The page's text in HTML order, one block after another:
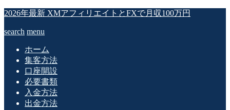
2026年最新 XMアフィリエイトとFXで月収100万円
search menu
ホーム
集客方法
口座開設
必要書類
入金方法
出金方法